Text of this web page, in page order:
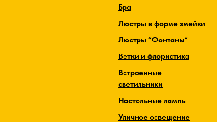
Бра
Люстры в форме змейки
Люстры “Фонтаны“
Ветки и флористика
Встроенные
светильники
Настольные лампы
Уличное освещение